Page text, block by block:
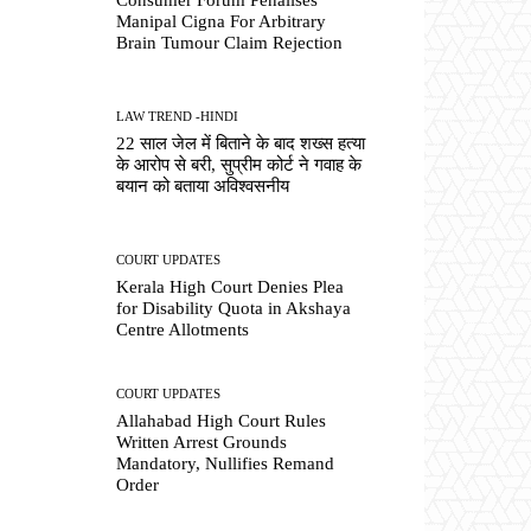
Manipal Cigna For Arbitrary
Brain Tumour Claim Rejection
LAW TREND -HINDI
22 साल जेल में बिताने के बाद शख्स हत्या
के आरोप से बरी, सुप्रीम कोर्ट ने गवाह के
बयान को बताया अविश्वसनीय
COURT UPDATES
Kerala High Court Denies Plea
for Disability Quota in Akshaya
Centre Allotments
COURT UPDATES
Allahabad High Court Rules
Written Arrest Grounds
Mandatory, Nullifies Remand
Order